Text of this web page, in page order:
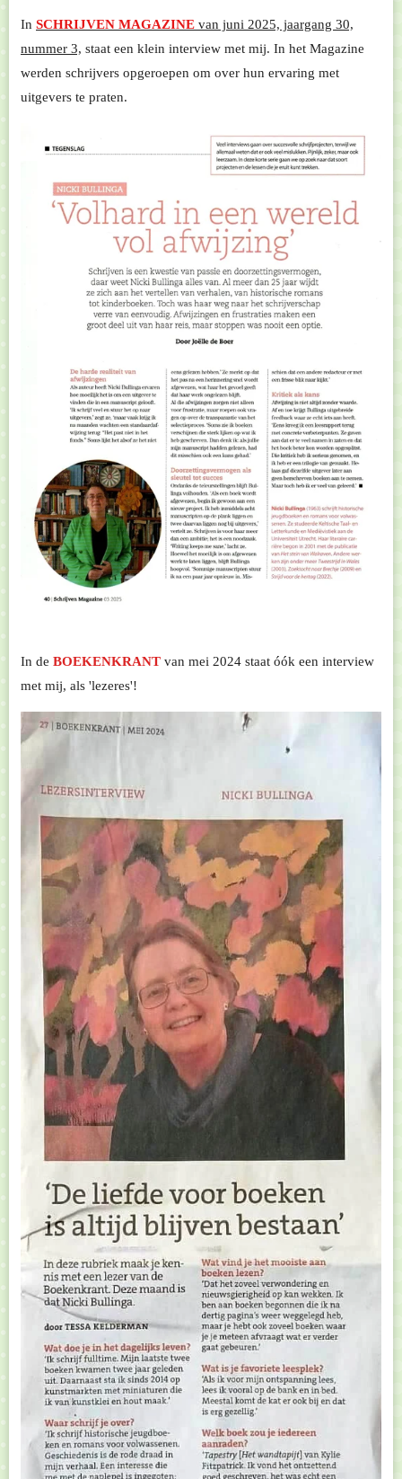
In SCHRIJVEN MAGAZINE van juni 2025, jaargang 30,
nummer 3, staat een klein interview met mij. In het Magazine
werden schrijvers opgeroepen om over hun ervaring met
uitgevers te praten.
In de BOEKENKRANT van mei 2024 staat óók een interview
met mij, als 'lezeres'!